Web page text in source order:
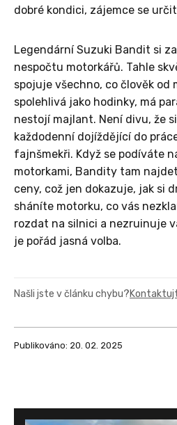
dobré kondici, zájemce se
Legendární Suzuki Bandit si
nespočtu motorkářů. Tahle
spojuje všechno, co člověk
spolehlivá jako hodinky, má
nestojí majlant. Není divu, že
každodenní dojíždějící do
fajnšmekři. Když se podíváte
motorkami, Bandity tam
ceny, což jen dokazuje, jak si
sháníte motorku, co vás
rozdat na silnici a nezruinuje
je pořád jasná volba.
Našli jste v článku chybu?
Publikováno: 20. 02. 2025